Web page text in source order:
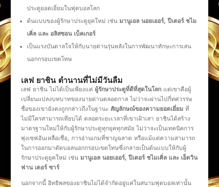
ประตูยอดเยี่ยมในฟุตบอลโลก
ต้นแบบของผู้รักษาประตูยุคใหม่ เช่น มานูเอล นอยเออร์, ปีเตอร์ ชไม
เคิ่ล และ อลิสซอน เบ็คเกอร์
เป็นแรงบันดาลใจให้กับนายด่านรุ่นหลังในการพัฒนาทักษะการเล่น
นอกกรอบเขตโทษ
เลฟ ยาชิน ตำนานที่ไม่มีวันลืม
เลฟ ยาชิน ไม่ได้เป็นเพียงแค่ ผู้รักษาประตูที่ดีที่สุดในโลกแต่เขาคือผู้
เปลี่ยนแปลงบทบาทของนายด่านตลอดกาล ไม่ว่าจะผ่านไปกี่ทศวรรษ
ชื่อของเขายังคงถูกกล่าวถึงในฐานะ สัญลักษณ์ของความยอดเยี่ยมที่
ไม่มีใครสามารถเทียบได้ ตลอดระยะเวลาที่เขาเฝ้าเสา ยาชินได้สร้าง
มาตรฐานใหม่ให้กับผู้รักษาประตูทุกยุคทุกสมัย ไม่ว่าจะเป็นเทคนิคการ
พุ่งเซฟอันเหลือเชื่อ, การอ่านเกมที่ชาญฉลาด หรือแม้แต่ความสามารถ
ในการออกมาตัดบอลนอกกรอบเขตโทษซึ่งกลายเป็นต้นแบบให้กับผู้
รักษาประตูยุคใหม่ เช่น มานูเอล นอยเออร์, ปีเตอร์ ชไมเคิ่ล และ เอ็ดวิน
ฟาน เดอร์ ซาร์
นอกจากนี้ อิทธิพลของยาชินไม่ได้จำกัดอยู่แค่ในสนามฟุตบอลเท่านั้น